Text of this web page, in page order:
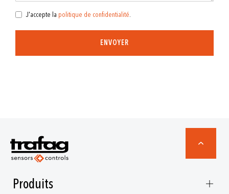
J'accepte la politique de confidentialité.
ENVOYER
Produits